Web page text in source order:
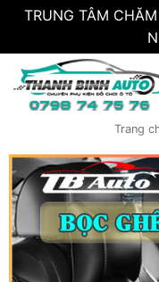
TRUNG TÂM
qua
Trang